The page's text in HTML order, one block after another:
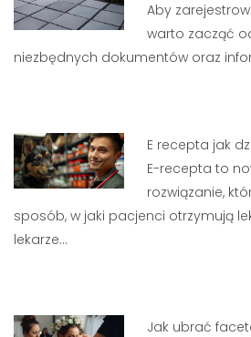
Aby
warto zacząć
niezbędnych dokumentów oraz
E recepta jak
E-recepta to
rozwiązanie,
sposób, w jaki pacjenci otrzymują
lekarze…
Jak ubrać